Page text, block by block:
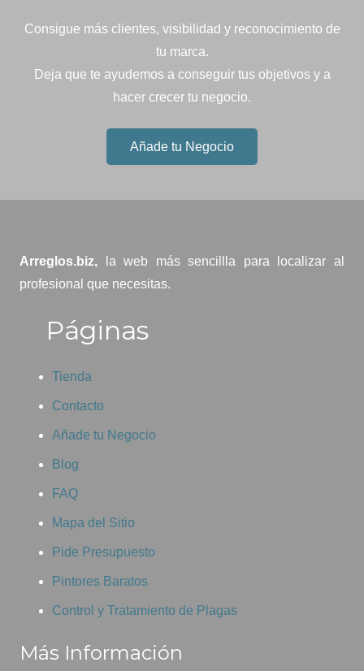
Consigue más clientes, visibilidad y reconocimiento de
tu marca.
Deja que te ayudemos a conseguir tus objetivos y a
hacer crecer tu negocio.
Añade tu Negocio
Arreglos.biz,
la web más sencillla para localizar al
profesional que necesitas.
Páginas
Tienda
Contacto
Añade tu Negocio
Blog
FAQ
Mapa del Sitio
Pide Presupuesto
Pintores Baratos
Control y Tratamiento de Plagas
Más Información